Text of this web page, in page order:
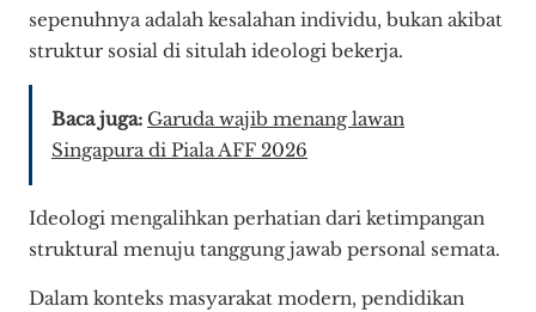
sepenuhnya adalah kesalahan individu, bukan akibat
struktur sosial di situlah ideologi bekerja.
Baca juga: Garuda wajib menang lawan
Singapura di Piala AFF 2026
Ideologi mengalihkan perhatian dari ketimpangan
struktural menuju tanggung jawab personal semata.
Dalam konteks masyarakat modern, pendidikan